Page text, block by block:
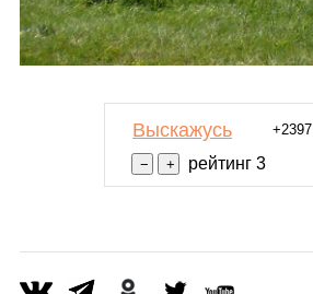
Выскажусь +2397
рейтинг 3